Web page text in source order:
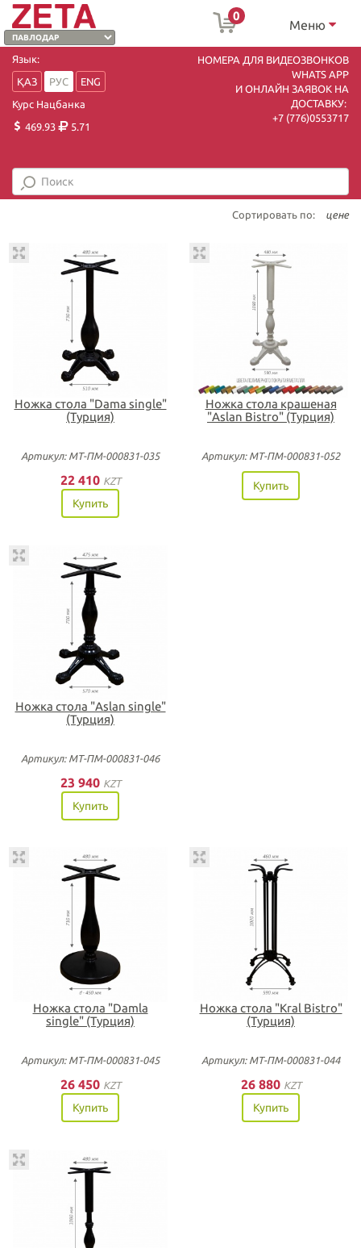
0
Меню
Язык:
ҚАЗ
РУС
ENG
Курс Нацбанка
469.93
5.71
НОМЕРА ДЛЯ ВИДЕОЗВОНКОВ
WHATS APP
И ОНЛАЙН ЗАЯВОК НА
ДОСТАВКУ:
+7 (776)0553717
Сортировать по: цене
Ножка стола "Dama single"
(Турция)
Артикул: МТ-ПМ-000831-035
22 410 KZT
Купить
Ножка стола крашеная
"Aslan Bistro" (Турция)
Артикул: МТ-ПМ-000831-052
Купить
Ножка стола "Aslan single"
(Турция)
Артикул: МТ-ПМ-000831-046
23 940 KZT
Купить
Ножка стола "Damla
single" (Турция)
Артикул: МТ-ПМ-000831-045
26 450 KZT
Купить
Ножка стола "Kral Bistro"
(Турция)
Артикул: МТ-ПМ-000831-044
26 880 KZT
Купить